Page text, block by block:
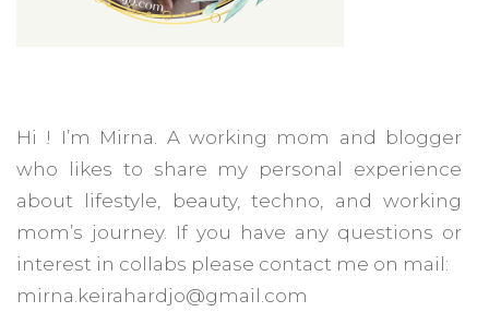
Hi ! I’m Mirna. A working mom and blogger
who likes to share my personal experience
about lifestyle, beauty, techno, and working
mom’s journey. If you have any questions or
interest in collabs please contact me on mail:
mirna.keirahardjo@gmail.com